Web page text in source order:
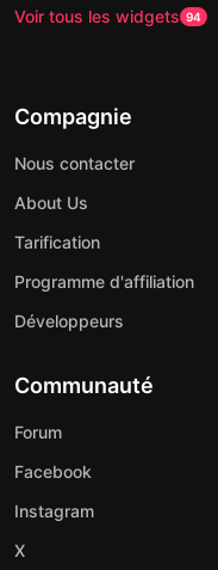
Voir tous les widgets 94
Compagnie
Nous contacter
About Us
Tarification
Programme d'affiliation
Développeurs
Communauté
Forum
Facebook
Instagram
X